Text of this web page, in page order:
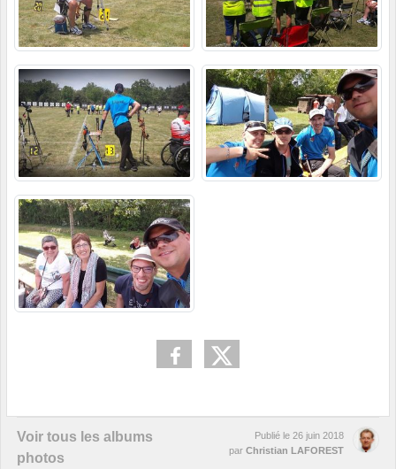
Voir tous les albums
photos
Publié le 26 juin 2018
par Christian LAFOREST